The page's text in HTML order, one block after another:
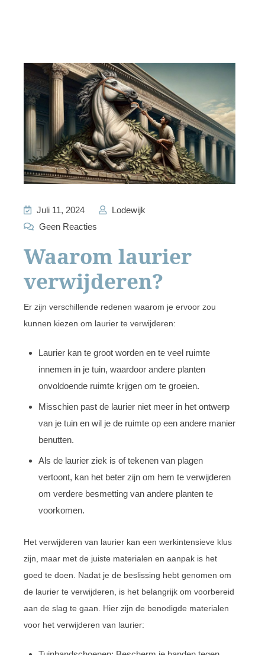
Juli 11, 2024
Lodewijk
Geen Reacties
Waarom laurier
verwijderen?
Er zijn verschillende redenen waarom je ervoor zou
kunnen kiezen om laurier te verwijderen:
Laurier kan te groot worden en te veel ruimte
innemen in je tuin, waardoor andere planten
onvoldoende ruimte krijgen om te groeien.
Misschien past de laurier niet meer in het ontwerp
van je tuin en wil je de ruimte op een andere manier
benutten.
Als de laurier ziek is of tekenen van plagen
vertoont, kan het beter zijn om hem te verwijderen
om verdere besmetting van andere planten te
voorkomen.
Het verwijderen van laurier kan een werkintensieve klus
zijn, maar met de juiste materialen en aanpak is het
goed te doen. Nadat je de beslissing hebt genomen om
de laurier te verwijderen, is het belangrijk om voorbereid
aan de slag te gaan. Hier zijn de benodigde materialen
voor het verwijderen van laurier: